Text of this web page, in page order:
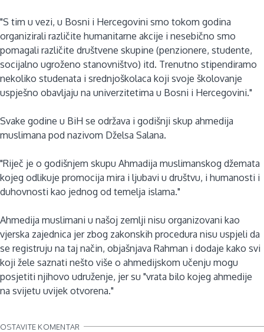
"S tim u vezi, u Bosni i Hercegovini smo tokom godina
organizirali različite humanitarne akcije i nesebično smo
pomagali različite društvene skupine (penzionere, studente,
socijalno ugroženo stanovništvo) itd. Trenutno stipendiramo
nekoliko studenata i srednjoškolaca koji svoje školovanje
uspješno obavljaju na univerzitetima u Bosni i Hercegovini."
Svake godine u BiH se održava i godišnji skup ahmedija
muslimana pod nazivom Dželsa Salana.
"Riječ je o godišnjem skupu Ahmadija muslimanskog džemata
kojeg odlikuje promocija mira i ljubavi u društvu, i humanosti i
duhovnosti kao jednog od temelja islama."
Ahmedija muslimani u našoj zemlji nisu organizovani kao
vjerska zajednica jer zbog zakonskih procedura nisu uspjeli da
se registruju na taj način, objašnjava Rahman i dodaje kako svi
koji žele saznati nešto više o ahmedijskom učenju mogu
posjetiti njihovo udruženje, jer su "vrata bilo kojeg ahmedije
na svijetu uvijek otvorena."
OSTAVITE KOMENTAR